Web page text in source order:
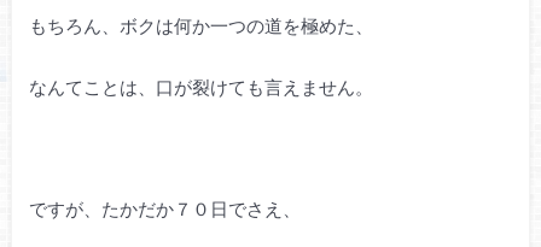
もちろん、ボクは何か一つの道を極めた、
なんてことは、口が裂けても言えません。
ですが、たかだか７０日でさえ、